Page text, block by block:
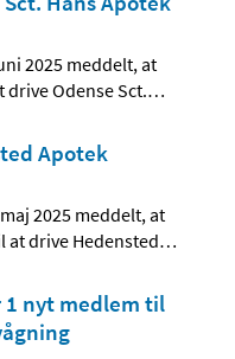
2025 meddelt, at
Odense Sct.…
Apotek
2025 meddelt, at
drive Hedensted…
nyt medlem til